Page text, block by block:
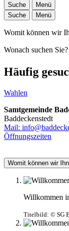
Suche
Menü
Suche
Menü
Womit können wir
Wonach suchen Sie?
Häufig
Wahlen
Samtgemeinde
Baddeckenstedt
Mail:
Öffnungszeiten
Womit können wir
Willkommen
Titelbild: © SG